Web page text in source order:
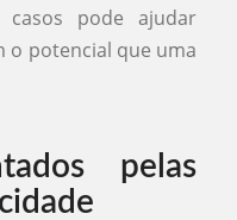
casos pode ajudar
o potencial que uma
pelas